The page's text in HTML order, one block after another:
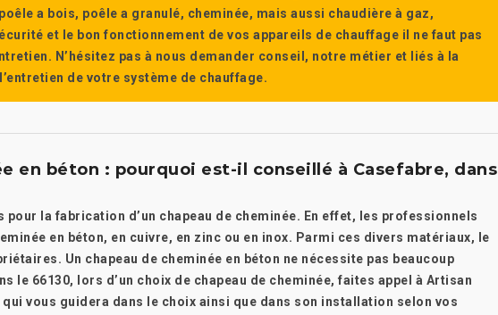
a bois, poêle a granulé, cheminée, mais aussi chaudière à gaz,
et le bon fonctionnement de vos appareils de chauffage il ne faut pas
N’hésitez pas à nous demander conseil, notre métier et liés à la
de votre système de chauffage.
en béton : pourquoi est-il conseillé à Casefabre, dans
la fabrication d’un chapeau de cheminée. En effet, les professionnels
en béton, en cuivre, en zinc ou en inox. Parmi ces divers matériaux, le
Un chapeau de cheminée en béton ne nécessite pas beaucoup
le 66130, lors d’un choix de chapeau de cheminée, faites appel à Artisan
qui vous guidera dans le choix ainsi que dans son installation selon vos